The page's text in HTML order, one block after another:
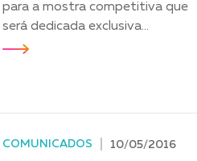
para a mostra competitiva que
será dedicada exclusiva...
COMUNICADOS 10/05/2016